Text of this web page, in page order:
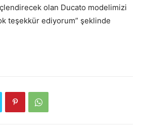
olan Ducato modelimizi
teşekkür ediyorum” şeklinde